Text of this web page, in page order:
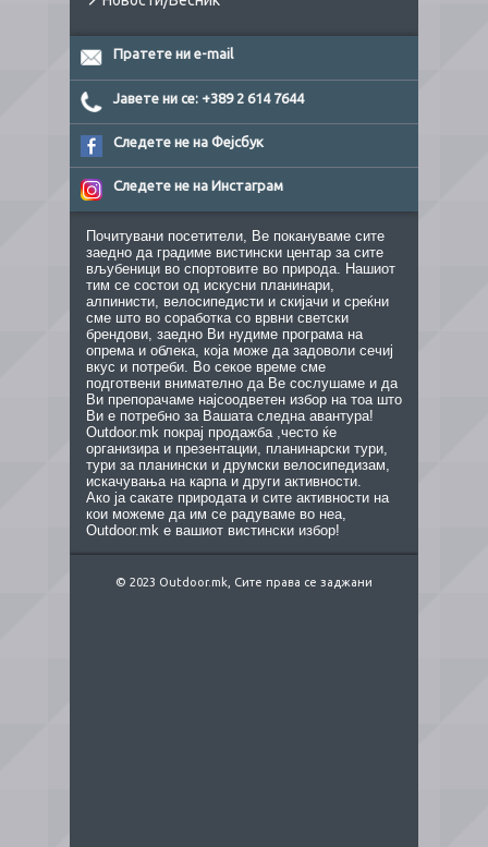
Пратете ни e-mail
Јавете ни се: +389 2 614 7644
Следете не на Фејсбук
Следете не на Инстаграм
Почитувани посетители, Ве покануваме сите
заедно да градиме вистински центар за сите
вљубеници во спортовите во природа. Нашиот
тим се состои од искусни планинари,
алпинисти, велосипедисти и скијачи и среќни
сме што во соработка со врвни светски
брендови, заедно Ви нудиме програма на
опрема и облека, која може да задоволи сечиј
вкус и потреби. Во секое време сме
подготвени внимателно да Ве сослушаме и да
Ви препорачаме најсоодветен избор на тоа што
Ви е потребно за Вашата следна авантура!
Outdoor.mk покрај продажба ,често ќе
организира и презентации, планинарски тури,
тури за планински и друмски велосипедизам,
искачувања на карпа и други активности.
Ако ја сакате природата и сите активности на
кои можеме да им се радуваме во неа,
Outdoor.mk е вашиот вистински избор!
© 2023 Outdoor.mk, Сите права се заджани